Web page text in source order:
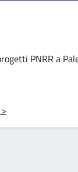
infrastrutture